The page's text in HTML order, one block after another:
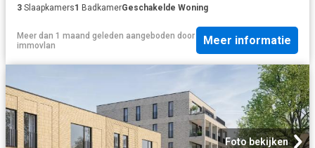
3 Slaapkamers1 BadkamerGeschakelde Woning
Meer dan 1 maand geleden aangeboden door
immovlan
Meer informatie
Foto bekijken